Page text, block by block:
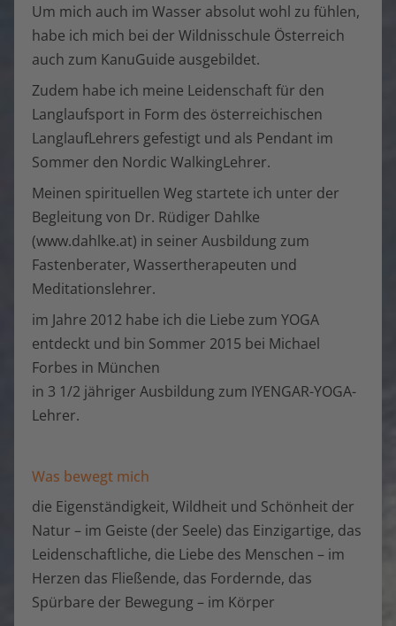
Um mich auch im Wasser absolut wohl zu fühlen,
habe ich mich bei der Wildnisschule Österreich
auch zum KanuGuide ausgebildet.
Zudem habe ich meine Leidenschaft für den
Langlaufsport in Form des österreichischen
LanglaufLehrers gefestigt und als Pendant im
Sommer den Nordic WalkingLehrer.
Meinen spirituellen Weg startete ich unter der
Begleitung von Dr. Rüdiger Dahlke
(www.dahlke.at) in seiner Ausbildung zum
Fastenberater, Wassertherapeuten und
Meditationslehrer.
im Jahre 2012 habe ich die Liebe zum YOGA
entdeckt und bin Sommer 2015 bei Michael
Forbes in München
in 3 1/2 jähriger Ausbildung zum IYENGAR-YOGA-
Lehrer.
Was bewegt mich
die Eigenständigkeit, Wildheit und Schönheit der
Natur – im Geiste (der Seele) das Einzigartige, das
Leidenschaftliche, die Liebe des Menschen – im
Herzen das Fließende, das Fordernde, das
Spürbare der Bewegung – im Körper